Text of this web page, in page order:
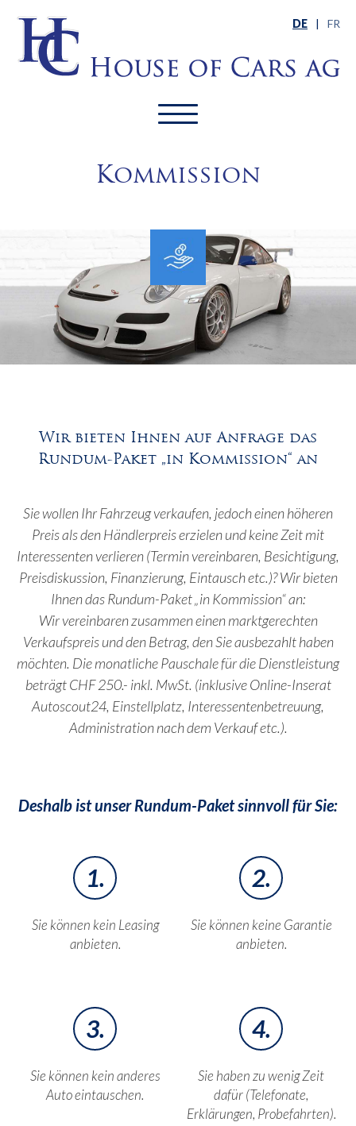
DE | FR
Kommission
Wir bieten Ihnen auf Anfrage das
Rundum-Paket „in Kommission“ an
Sie wollen Ihr Fahrzeug verkaufen, jedoch einen höheren
Preis als den Händlerpreis erzielen und keine Zeit mit
Interessenten verlieren (Termin vereinbaren, Besichtigung,
Preisdiskussion, Finanzierung, Eintausch etc.)? Wir bieten
Ihnen das Rundum-Paket „in Kommission“ an:
Wir vereinbaren zusammen einen marktgerechten
Verkaufspreis und den Betrag, den Sie ausbezahlt haben
möchten. Die monatliche Pauschale für die Dienstleistung
beträgt CHF 250.- inkl. MwSt. (inklusive Online-Inserat
Autoscout24, Einstellplatz, Interessentenbetreuung,
Administration nach dem Verkauf etc.).
Deshalb ist unser Rundum-Paket sinnvoll für Sie:
1.
Sie können kein Leasing
anbieten.
2.
Sie können keine Garantie
anbieten.
3.
Sie können kein anderes
Auto eintauschen.
4.
Sie haben zu wenig Zeit
dafür (Telefonate,
Erklärungen, Probefahrten).